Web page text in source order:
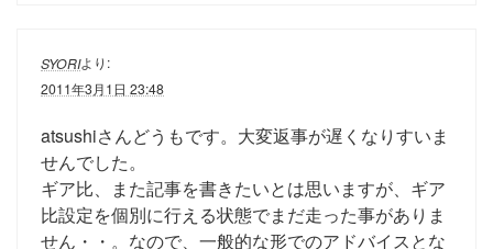
SYORIより:
2011年3月1日 23:48
atsushiさんどうもです。大変返事が遅くなりすいま
せんでした。
ギア比、また記事を書きたいとは思いますが、ギア
比設定を個別に行える状態でまだ走った事がありま
せん・・。なので、一般的な形でのアドバイスとな